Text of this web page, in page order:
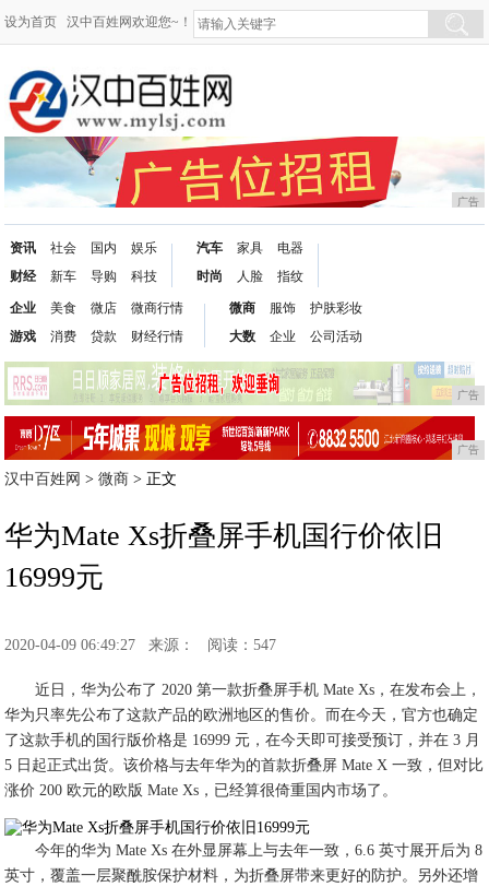
设为首页 汉中百姓网欢迎您~！
广告
资讯
财经
社会
新车
国内
导购
娱乐
科技
汽车
时尚
家具
人脸
电器
指纹
企业
游戏
美食
消费
微店
贷款
微商行情
财经行情
微商
大数
服饰
企业
护肤彩妆
公司活动
广告
广告
汉中百姓网 >微商 > 正文
华为Mate Xs折叠屏手机国行价依旧
16999元
2020-04-09 06:49:27 来源： 阅读：547
近日，华为公布了 2020 第一款折叠屏手机 Mate Xs，在发布会上，
华为只率先公布了这款产品的欧洲地区的售价。而在今天，官方也确定
了这款手机的国行版价格是 16999 元，在今天即可接受预订，并在 3 月
5 日起正式出货。该价格与去年华为的首款折叠屏 Mate X 一致，但对比
涨价 200 欧元的欧版 Mate Xs，已经算很倚重国内市场了。
今年的华为 Mate Xs 在外显屏幕上与去年一致，6.6 英寸展开后为 8
英寸，覆盖一层聚酰胺保护材料，为折叠屏带来更好的防护。另外还增